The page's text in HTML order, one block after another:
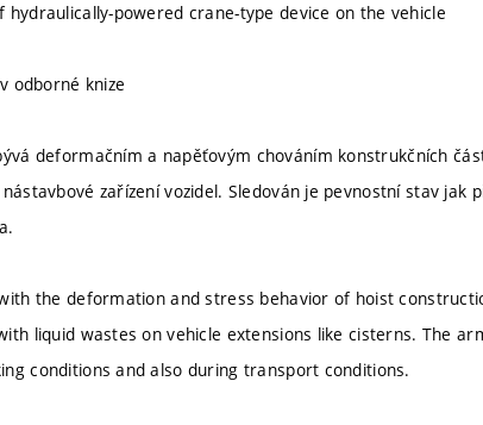
hydraulically-powered crane-type device on the vehicle
odborné knize
deformačním a napěťovým chováním konstrukčních
zařízení vozidel. Sledován je pevnostní stav jak
the deformation and stress behavior of hoist
liquid wastes on vehicle extensions like cisterns. The
conditions and also during transport conditions.